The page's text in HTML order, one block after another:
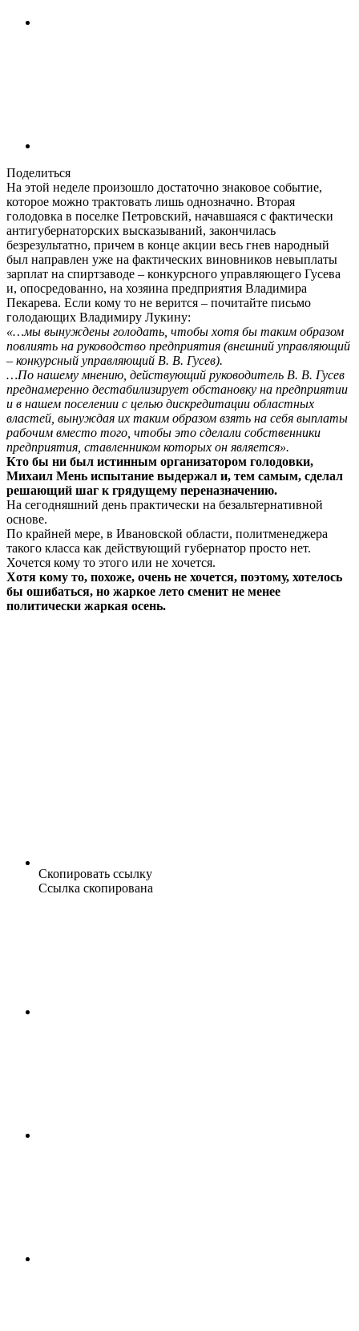
Поделиться
На этой неделе произошло достаточно знаковое событие,
которое можно трактовать лишь однозначно. Вторая
голодовка в поселке Петровский, начавшаяся с фактически
антигубернаторских высказываний, закончилась
безрезультатно, причем в конце акции весь гнев народный
был направлен уже на фактических виновников невыплаты
зарплат на спиртзаводе – конкурсного управляющего Гусева
и, опосредованно, на хозяина предприятия Владимира
Пекарева. Если кому то не верится – почитайте письмо
голодающих Владимиру Лукину:
«…мы вынуждены голодать, чтобы хотя бы таким образом
повлиять на руководство предприятия (внешний управляющий
– конкурсный управляющий В. В. Гусев).
…По нашему мнению, действующий руководитель В. В. Гусев
преднамеренно дестабилизирует обстановку на предприятии
и в нашем поселении с целью дискредитации областных
властей, вынуждая их таким образом взять на себя выплаты
рабочим вместо того, чтобы это сделали собственники
предприятия, ставленником которых он является».
Кто бы ни был истинным организатором голодовки,
Михаил Мень испытание выдержал и, тем самым, сделал
решающий шаг к грядущему переназначению.
На сегодняшний день практически на безальтернативной
основе.
По крайней мере, в Ивановской области, политменеджера
такого класса как действующий губернатор просто нет.
Хочется кому то этого или не хочется.
Хотя кому то, похоже, очень не хочется, поэтому, хотелось
бы ошибаться, но жаркое лето сменит не менее
политически жаркая осень.
Скопировать ссылку
Ссылка скопирована